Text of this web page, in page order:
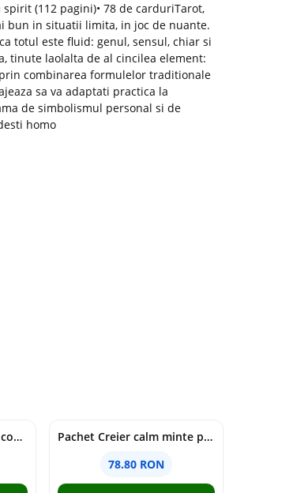
(112 pagini)• 78 de carduriTarot,
bun in situatii limita, in joc de nuante.
totul este fluid: genul, sensul, chiar si
tinute laolalta de al cincilea element:
combinarea formulelor traditionale
sa va adaptati practica la
de simbolismul personal si de
homo
Pachet Reset metabolic complet
Pachet Creier calm minte puternică
78.80 RON